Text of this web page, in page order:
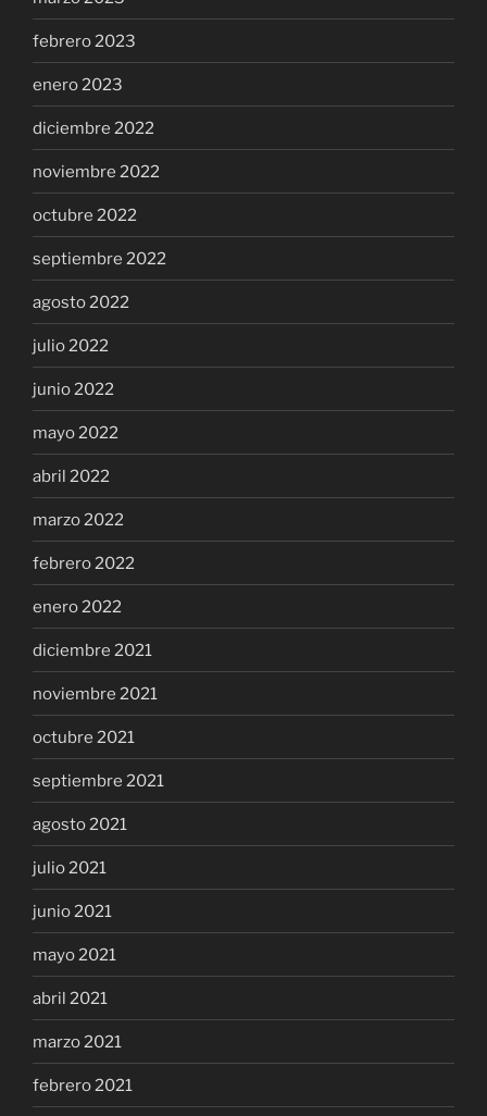
febrero 2023
enero 2023
diciembre 2022
noviembre 2022
octubre 2022
septiembre 2022
agosto 2022
julio 2022
junio 2022
mayo 2022
abril 2022
marzo 2022
febrero 2022
enero 2022
diciembre 2021
noviembre 2021
octubre 2021
septiembre 2021
agosto 2021
julio 2021
junio 2021
mayo 2021
abril 2021
marzo 2021
febrero 2021